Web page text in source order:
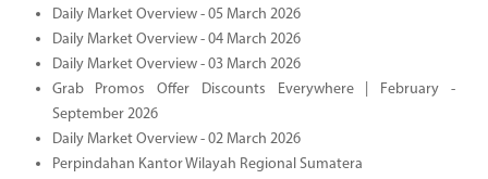
Daily Market Overview - 05 March 2026
Daily Market Overview - 04 March 2026
Daily Market Overview - 03 March 2026
Grab Promos Offer Discounts Everywhere | February -
September 2026
Daily Market Overview - 02 March 2026
Perpindahan Kantor Wilayah Regional Sumatera